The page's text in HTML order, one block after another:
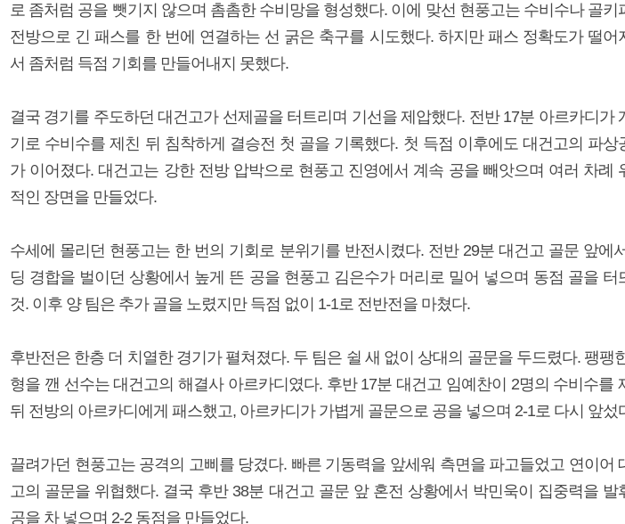
로 좀처럼 공을 뺏기지 않으며 촘촘한 수비망을 형성했다. 이에 맞선 현풍고는 수비수나 골키
전방으로 긴 패스를 한 번에 연결하는 선 굵은 축구를 시도했다. 하지만 패스 정확도가 떨어
서 좀처럼 득점 기회를 만들어내지 못했다.
결국 경기를 주도하던 대건고가 선제골을 터트리며 기선을 제압했다. 전반 17분 아르카디가
기로 수비수를 제친 뒤 침착하게 결승전 첫 골을 기록했다. 첫 득점 이후에도 대건고의 파상
가 이어졌다. 대건고는 강한 전방 압박으로 현풍고 진영에서 계속 공을 빼앗으며 여러 차례
적인 장면을 만들었다.
수세에 몰리던 현풍고는 한 번의 기회로 분위기를 반전시켰다. 전반 29분 대건고 골문 앞에
딩 경합을 벌이던 상황에서 높게 뜬 공을 현풍고 김은수가 머리로 밀어 넣으며 동점 골을 터
것. 이후 양 팀은 추가 골을 노렸지만 득점 없이 1-1로 전반전을 마쳤다.
후반전은 한층 더 치열한 경기가 펼쳐졌다. 두 팀은 쉴 새 없이 상대의 골문을 두드렸다. 팽팽
형을 깬 선수는 대건고의 해결사 아르카디였다. 후반 17분 대건고 임예찬이 2명의 수비수를
뒤 전방의 아르카디에게 패스했고, 아르카디가 가볍게 골문으로 공을 넣으며 2-1로 다시 앞섰
끌려가던 현풍고는 공격의 고삐를 당겼다. 빠른 기동력을 앞세워 측면을 파고들었고 연이어
고의 골문을 위협했다. 결국 후반 38분 대건고 골문 앞 혼전 상황에서 박민욱이 집중력을 발
공을 차 넣으며 2-2 동점을 만들었다.